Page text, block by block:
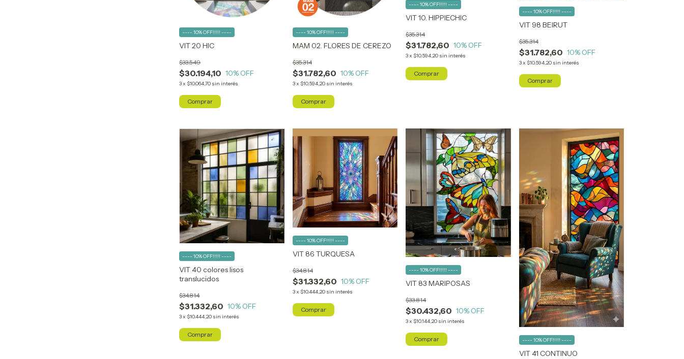
VIT 20 HIC
$30.194,10
$33.549
10% OFF
3x $10.064,70 sin interés
---- 10% OFF!!!!! ----
Comprar
MAM 02. FLORES DE CEREZO
$31.782,60
$35.314
10% OFF
3x $10.594,20 sin interés
---- 10% OFF!!!!! ----
Comprar
VIT 10. HIPPIECHIC
$31.782,60
$35.314
10% OFF
3x $10.594,20 sin interés
---- 10% OFF!!!!! ----
Comprar
VIT 98 BEIRUT
$31.782,60
$35.314
10% OFF
3x $10.594,20 sin interés
---- 10% OFF!!!!! ----
VIT 40 colores lisos
translucidos
$31.332,60
$34.814
10% OFF
3x $10.444,20 sin interés
---- 10% OFF!!!!! ----
Comprar
VIT 86 TURQUESA
$31.332,60
$34.814
10% OFF
3x $10.444,20 sin interés
---- 10% OFF!!!!! ----
VIT 83 MARIPOSAS
$30.432,60
$33.814
10% OFF
3x $10.144,20 sin interés
---- 10% OFF!!!!! ----
VIT 41 CONTINUO
---- 10% OFF!!!!! ----